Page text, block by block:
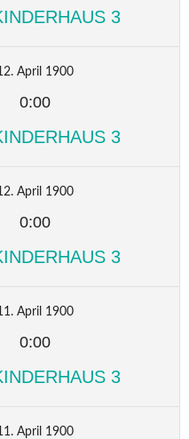
3
April 1900
0:00
3
April 1900
0:00
3
April 1900
0:00
3
April 1900